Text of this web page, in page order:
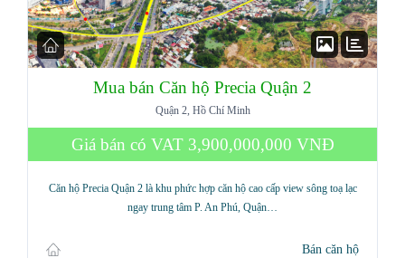
Mua bán Căn hộ Precia Quận 2
Quận 2, Hồ Chí Minh
Giá bán có VAT 3,900,000,000 VNĐ
Căn hộ Precia Quận 2 là khu phức hợp căn hộ cao cấp view sông toạ lạc
ngay trung tâm P. An Phú, Quận…
Bán căn hộ